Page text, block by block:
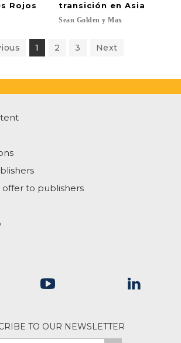
Rojos
transición en Asia
Sean Golden y Max
1 2 3 Next
to publishers
TO OUR NEWSLETTER